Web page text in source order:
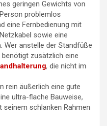
geringen Gewichts von
problemlos
eine Fernbedienung mit
sowie eine
Wer anstelle der Standfüße
zusätzlich eine
, die nicht im
rein äußerlich eine gute
ultra-flache Bauweise,
schlanken Rahmen